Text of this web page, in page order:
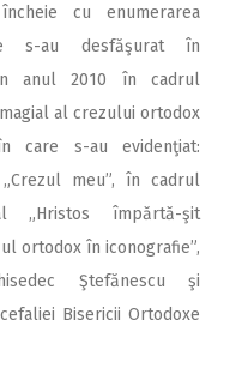
cu enumerarea
s-au desfăşurat în
anul 2010 în cadrul
al crezului ortodox
care s-au evidenţiat:
meu”, în cadrul
„Hristos împărtă-şit
ortodox în iconografie”,
Ştefănescu şi
Bisericii Ortodoxe